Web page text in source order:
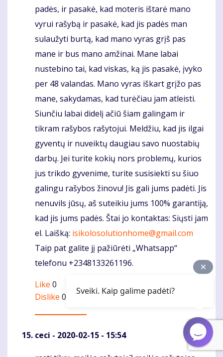
padės, ir pasakė, kad moteris ištarė mano
vyrui rašybą ir pasakė, kad jis padės man
sulaužyti burtą, kad mano vyras grįš pas
mane ir bus mano amžinai. Mane labai
nustebino tai, kad viskas, ką jis pasakė, įvyko
per 48 valandas. Mano vyras iškart grįžo pas
mane, sakydamas, kad turėčiau jam atleisti.
Siunčiu labai didelį ačiū šiam galingam ir
tikram rašybos rašytojui. Meldžiu, kad jis ilgai
gyventų ir nuveiktų daugiau savo nuostabių
darbų. Jei turite kokių nors problemų, kurios
jus trikdo gyvenime, turite susisiekti su šiuo
galingu rašybos žinovu! Jis gali jums padėti. Jis
nenuvils jūsų, aš suteikiu jums 100% garantiją,
kad jis jums padės. Štai jo kontaktas: Siųsti jam
el. Laišką: isikolosolutionhome@gmail.com
Taip pat galite jį pažiūrėti „Whatsapp“
telefonu +2348133261196.
Like 0
Dislike 0
ceci - 2020-02-15 - 15:54
Sveiki. Kaip galime padėti?